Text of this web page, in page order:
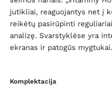
jutikliai, reaguojantys net į
reikėtų pasirūpinti
analizę. Svarstyklėse yra
ekranas ir patogūs mygtukai.
Komplektacija